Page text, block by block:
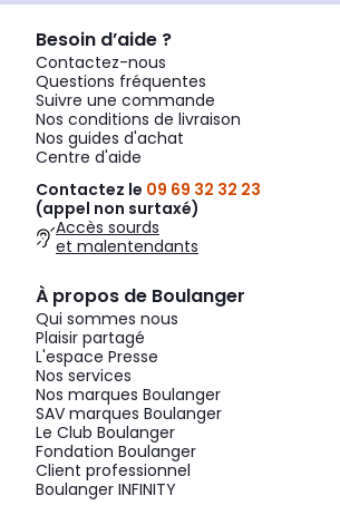
Besoin d’aide ?
Contactez-nous
Questions fréquentes
Suivre une commande
Nos conditions de livraison
Nos guides d'achat
Centre d'aide
Contactez le 09 69 32 32 23
(appel non surtaxé)
Accès sourds
et malentendants
À propos de Boulanger
Qui sommes nous
Plaisir partagé
L'espace Presse
Nos services
Nos marques Boulanger
SAV marques Boulanger
Le Club Boulanger
Fondation Boulanger
Client professionnel
Boulanger INFINITY